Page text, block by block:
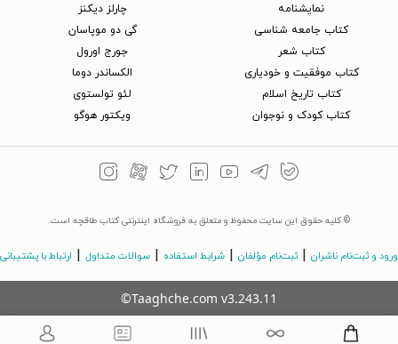
نمایشنامه
کتاب جامعه شناسی
کتاب شعر
کتاب موفقیت و خودیاری
کتاب تاریخ اسلام
کتاب کودک و نوجوان
چارلز دیکنز
گی دو موپاسان
جورج اورول
الکساندر دوما
لئو تولستوی
ویکتور هوگو
© کلیه حقوق این سایت محفوظ و متعلق به فروشگاه اینترنتی کتاب طاقچه است.
ورود و ثبت‌نام ناشران ثبت‌نام مؤلفان شرایط استفاده سوالات متداول ارتباط با پشتیبانی
©Taaghche.com v3.243.11